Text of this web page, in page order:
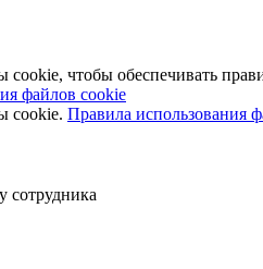
чтобы обеспечивать
файлов cookie
cookie. Правила использования
сотрудника